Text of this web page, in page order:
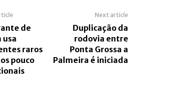
de
usa
raros
pouco
Next article
Duplicação da
rodovia entre
Ponta Grossa a
Palmeira é iniciada